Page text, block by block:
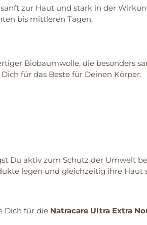
zur Haut und stark in der
bis mittleren Tagen.
Biobaumwolle, die besonders
für das Beste für Deinen Körper.
Du aktiv zum Schutz der Umwelt
legen und gleichzeitig ihre Haut
Dich für die Natracare Ultra Extra